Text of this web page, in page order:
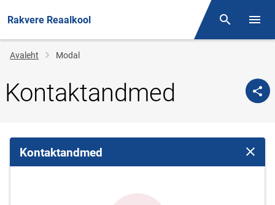
Rakvere Reaalkool Otsing
Jälglink
Avaleht Modal
Kontaktandmed
Kontaktandmed Sulge